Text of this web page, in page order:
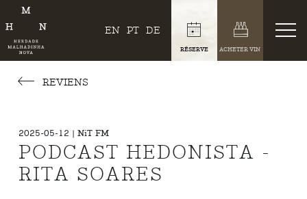
EN PT DE
RÉSERVE ACHETER VIN
REVIENS
2025-05-12 | NiT FM
PODCAST HEDONISTA -
RITA SOARES